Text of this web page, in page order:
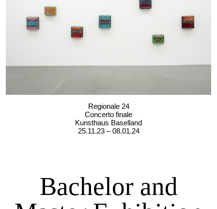
Regionale 24
Concerto finale
Kunsthaus Baselland
25.11.23 – 08.01.24
Bachelor and